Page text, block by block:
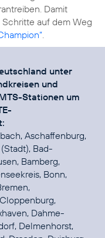
Damit
auf dem Weg
unter
und
Stationen um
Aschaffenburg,
Bad-
Bamberg,
Bonn,
Dahme-
Delmenhorst,